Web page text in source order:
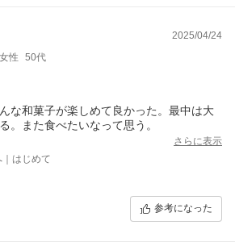
2025/04/24
女性 50代
な和菓子が楽しめて良かった。最中は大
。また食べたいなって思う。
さらに表示
はじめて
参考になった